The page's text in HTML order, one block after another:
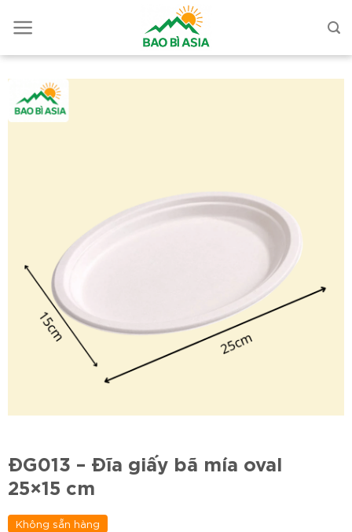
ĐG013 – Đĩa giấy bã mía oval
25×15 cm
Không sẵn hàng